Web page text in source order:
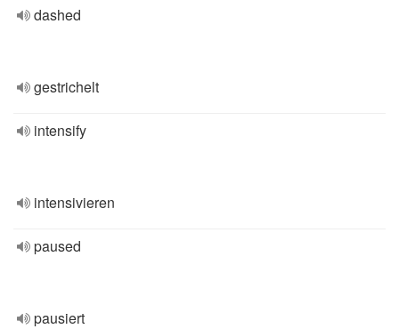
dashed
gestrichelt
intensify
intensivieren
paused
pausiert